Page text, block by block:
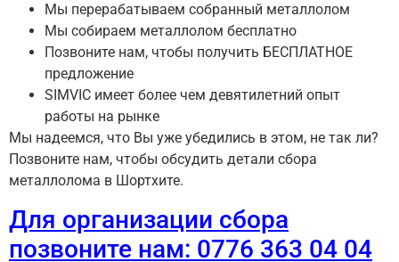
Мы перерабатываем собранный металлолом
Мы собираем металлолом бесплатно
Позвоните нам, чтобы получить БЕСПЛАТНОЕ
предложение
SIMVIC имеет более чем девятилетний опыт
работы на рынке
Мы надеемся, что Вы уже убедились в этом, не так ли?
Позвоните нам, чтобы обсудить детали сбора
металлолома в Шортхите.
Для организации сбора
позвоните нам: 0776 363 04 04